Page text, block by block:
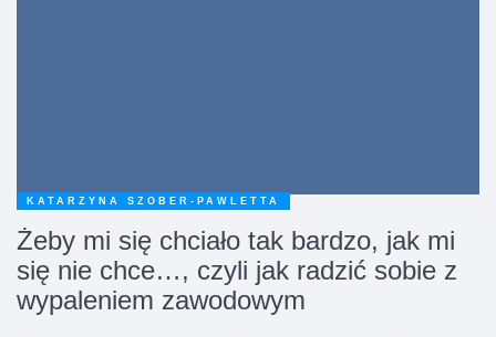
KATARZYNA SZOBER-PAWLETTA
Żeby mi się chciało tak bardzo, jak mi
się nie chce…, czyli jak radzić sobie z
wypaleniem zawodowym